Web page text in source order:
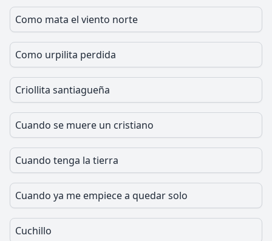
Como mata el viento norte
Como urpilita perdida
Criollita santiagueña
Cuando se muere un cristiano
Cuando tenga la tierra
Cuando ya me empiece a quedar solo
Cuchillo